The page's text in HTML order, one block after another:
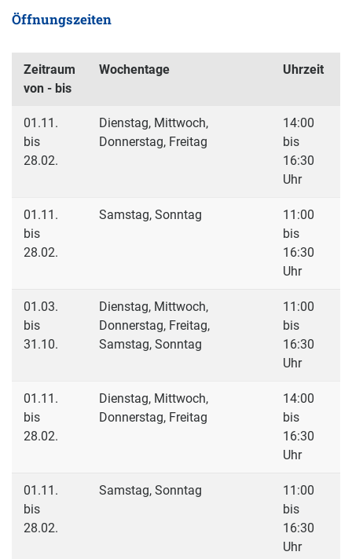
Öffnungszeiten
Zeitraum
von - bis
Wochentage Uhrzeit
01.11.
bis
28.02.
Dienstag, Mittwoch,
Donnerstag, Freitag
14:00
bis
16:30
Uhr
01.11.
bis
28.02.
Samstag, Sonntag
11:00
bis
16:30
Uhr
01.03.
bis
31.10.
Dienstag, Mittwoch,
Donnerstag, Freitag,
Samstag, Sonntag
11:00
bis
16:30
Uhr
01.11.
bis
28.02.
Dienstag, Mittwoch,
Donnerstag, Freitag
14:00
bis
16:30
Uhr
01.11.
bis
28.02.
Samstag, Sonntag
11:00
bis
16:30
Uhr